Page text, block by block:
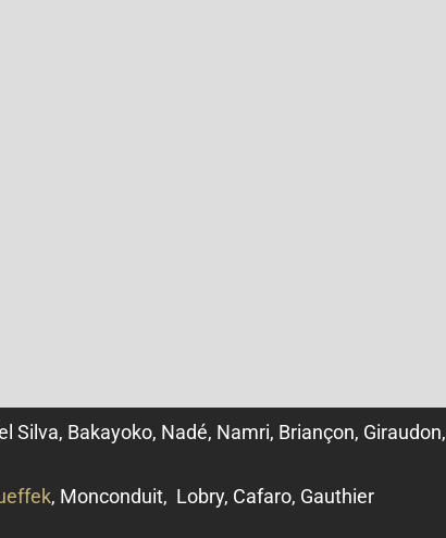
Silva, Bakayoko, Nadé, Namri, Briançon, Giraudon,
, Monconduit, Lobry, Cafaro, Gauthier